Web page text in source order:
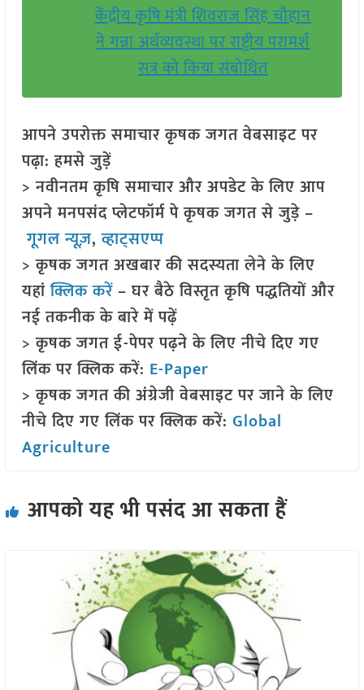
केंद्रीय कृषि मंत्री शिवराज सिंह चौहान
ने गन्ना अर्थव्यवस्था पर राष्ट्रीय परामर्श
सत्र को किया संबोधित
आपने उपरोक्त समाचार कृषक जगत वेबसाइट पर
पढ़ा: हमसे जुड़ें
> नवीनतम कृषि समाचार और अपडेट के लिए आप
अपने मनपसंद प्लेटफॉर्म पे कृषक जगत से जुड़े –
गूगल न्यूज़,व्हाट्सएप्प
> कृषक जगत अखबार की सदस्यता लेने के लिए
यहांक्लिक करें– घर बैठे विस्तृत कृषि पद्धतियों और
नई तकनीक के बारे में पढ़ें
> कृषक जगत ई-पेपर पढ़ने के लिए नीचे दिए गए
लिंक पर क्लिक करें: E-Paper
> कृषक जगत की अंग्रेजी वेबसाइट पर जाने के लिए
नीचे दिए गए लिंक पर क्लिक करें: Global
Agriculture
आपको यह भी पसंद आ सकता हैं